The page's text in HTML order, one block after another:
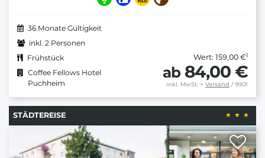
36 Monate Gültigkeit
inkl. 2 Personen
Frühstück
Coffee Fellows Hotel
Puchheim
Wert: 159,00 €1
ab 84,00 €
inkl. MwSt. + Versand / 9901
STÄDTEREISE